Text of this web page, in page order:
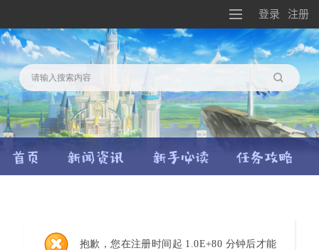
登录 注册
搜索
抱歉，您在注册时间起 1.0E+80 分钟后才能